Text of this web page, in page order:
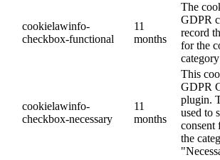
cookielawinfo-
checkbox-functional
11
months
The
GDPR
record
for the
cookielawinfo-
checkbox-necessary
11
months
This
GDPR
plugin.
used to
consent
the